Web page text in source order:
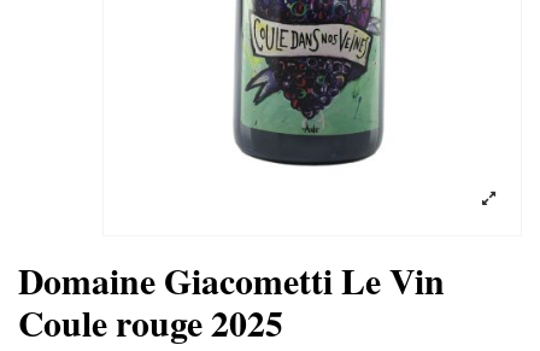
Domaine Giacometti Le Vin
Coule rouge 2025